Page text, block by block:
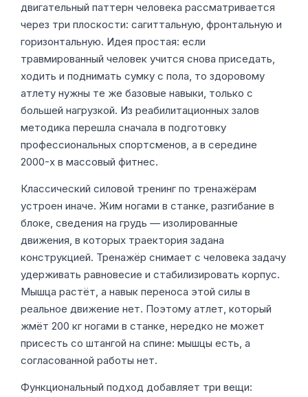
двигательный паттерн человека рассматривается
через три плоскости: сагиттальную, фронтальную и
горизонтальную. Идея простая: если
травмированный человек учится снова приседать,
ходить и поднимать сумку с пола, то здоровому
атлету нужны те же базовые навыки, только с
большей нагрузкой. Из реабилитационных залов
методика перешла сначала в подготовку
профессиональных спортсменов, а в середине
2000-х в массовый фитнес.
Классический силовой тренинг по тренажёрам
устроен иначе. Жим ногами в станке, разгибание в
блоке, сведения на грудь — изолированные
движения, в которых траектория задана
конструкцией. Тренажёр снимает с человека задачу
удерживать равновесие и стабилизировать корпус.
Мышца растёт, а навык переноса этой силы в
реальное движение нет. Поэтому атлет, который
жмёт 200 кг ногами в станке, нередко не может
присесть со штангой на спине: мышцы есть, а
согласованной работы нет.
Функциональный подход добавляет три вещи: